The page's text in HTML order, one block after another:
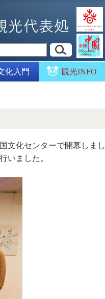
化入門 観光INFO
文化センターで開幕しまし
いました。